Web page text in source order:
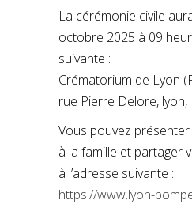
La cérémonie civile
octobre 2025 à 09
suivante :
Crématorium de Lyon
rue Pierre Delore, lyon,
Vous pouvez
à la famille et partager
à l’adresse suivante :
https://www.lyon-